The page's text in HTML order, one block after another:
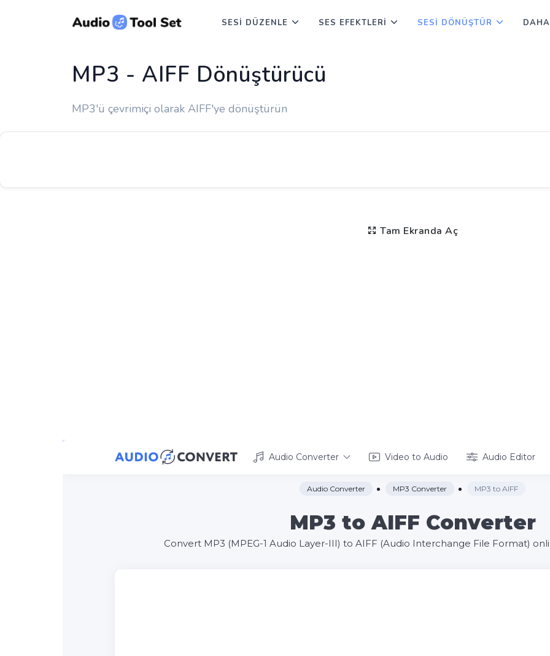
SESI DÜZENLE SES EFEKTLERI SESI DÖNÜŞTÜR DAHA
MP3 - AIFF Dönüştürücü
MP3'ü çevrimiçi olarak AIFF'ye dönüştürün
Tam Ekranda Aç